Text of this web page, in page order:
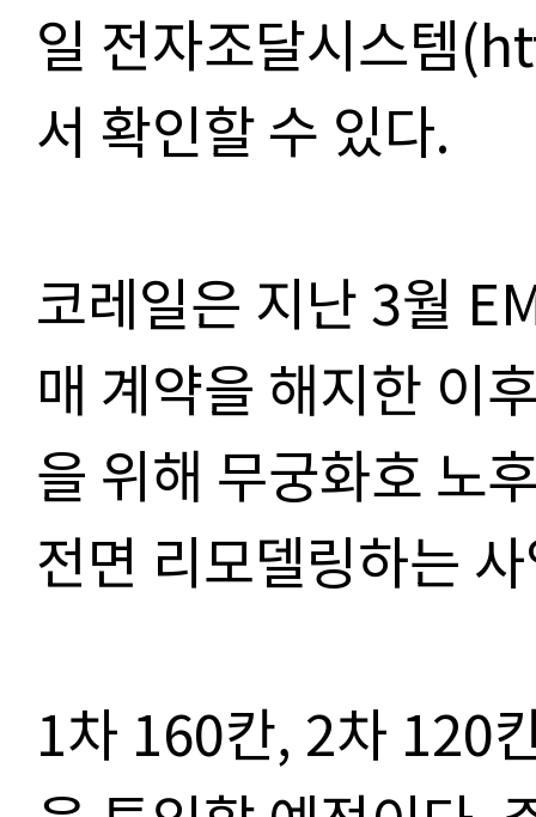
일 전자조달시스템
서 확인할 수 있다.
코레일은 지난 3월
매 계약을 해지한 이
을 위해 무궁화호 노
전면 리모델링하는
1차 160칸, 2차 120